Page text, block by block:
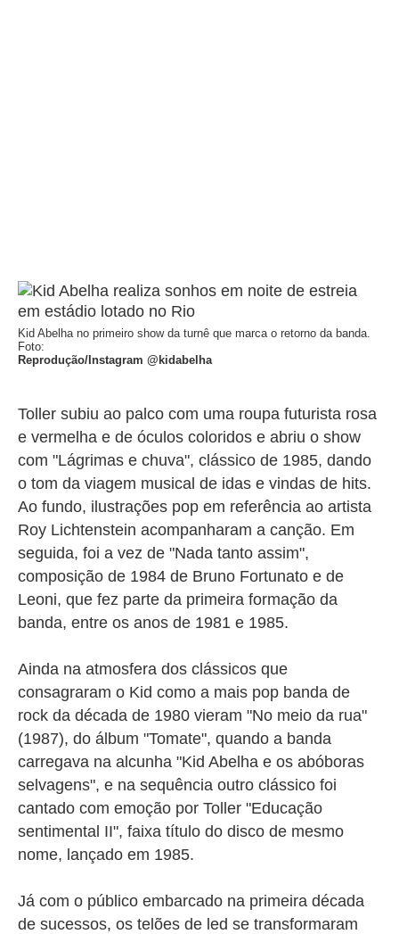
Kid Abelha no primeiro show da turnê que marca o retorno da banda.
Foto:
Reprodução/Instagram @kidabelha
Toller subiu ao palco com uma roupa futurista rosa
e vermelha e de óculos coloridos e abriu o show
com "Lágrimas e chuva", clássico de 1985, dando
o tom da viagem musical de idas e vindas de hits.
Ao fundo, ilustrações pop em referência ao artista
Roy Lichtenstein acompanharam a canção. Em
seguida, foi a vez de "Nada tanto assim",
composição de 1984 de Bruno Fortunato e de
Leoni, que fez parte da primeira formação da
banda, entre os anos de 1981 e 1985.
Ainda na atmosfera dos clássicos que
consagraram o Kid como a mais pop banda de
rock da década de 1980 vieram "No meio da rua"
(1987), do álbum "Tomate", quando a banda
carregava na alcunha "Kid Abelha e os abóboras
selvagens", e na sequência outro clássico foi
cantado com emoção por Toller "Educação
sentimental II", faixa título do disco de mesmo
nome, lançado em 1985.
Já com o público embarcado na primeira década
de sucessos, os telões de led se transformaram